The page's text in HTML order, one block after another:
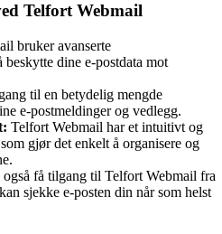
Telfort Webmail
bruker avanserte
dine e-postdata mot
til en betydelig mengde
e-postmeldinger og vedlegg.
Telfort Webmail har et intuitivt og
gjør det enkelt å organisere og
få tilgang til Telfort Webmail fra
sjekke e-posten din når som helst